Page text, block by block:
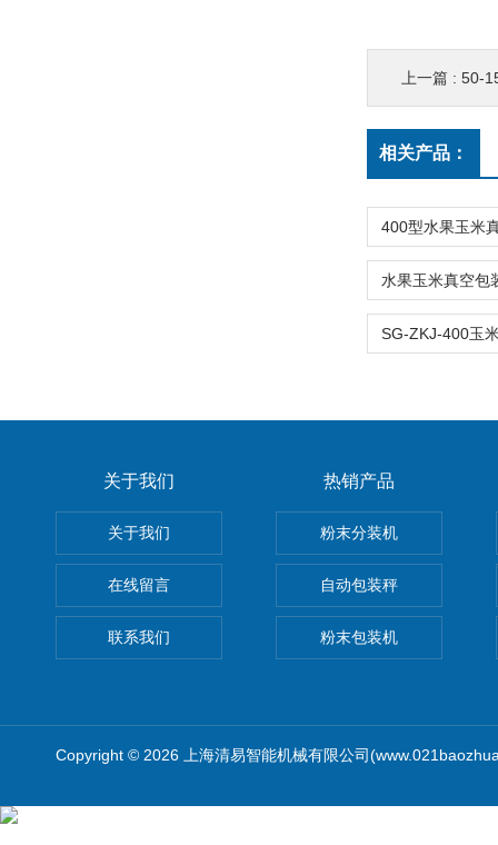
上一篇 : 50-
相关产品：
关于我们
关于我们
在线留言
联系我们
热销产品
粉末分装机
自动包装秤
粉末包装机
Copyright © 2026 上海清易智能机械有限公司